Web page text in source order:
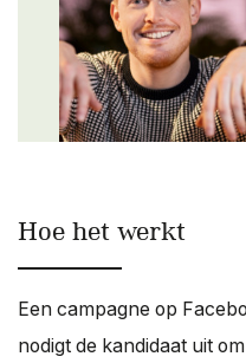
Hoe het werkt
Een campagne op
nodigt de kandidaat uit